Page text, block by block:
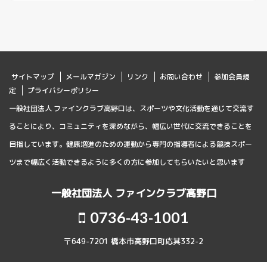
サイトマップ メールマガジン リンク お問い合わせ
参加会員規
定
プライバシーポリシー
一般社団法人 ファインクラブ高野口は、スポーツや文化活動を通じて交流す
ることにより、コミュニティを深めながら、幅広い世代に交流できることを
目指しています。健康増進のための運動から専門の指導者による競技スポー
ツまで幅広く活動できるように多くの方に参加してもらいたいと思います
一般社団法人 ファインクラブ高野口
0736-43-1001
〒649-7201 橋本市高野口町応其332-2